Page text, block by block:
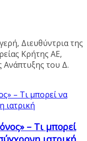
Διευθύντρια της
Κρήτης ΑΕ,
Ανάπτυξης του Δ.
– Τι μπορεί